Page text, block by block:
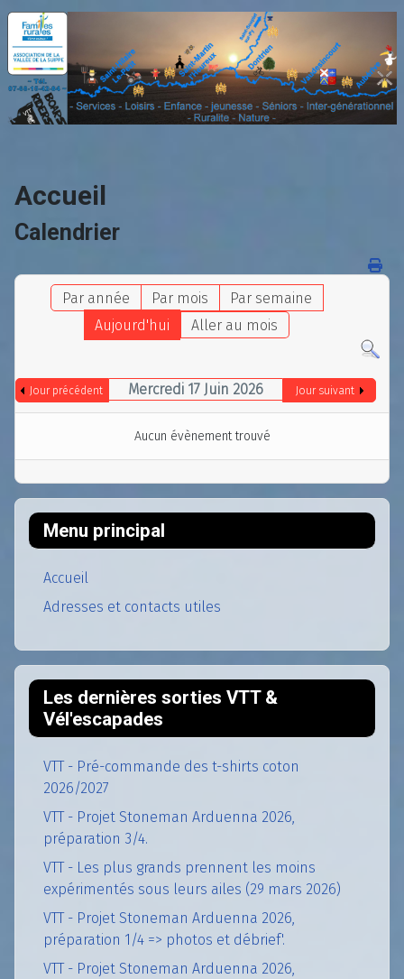
Accueil
Calendrier
Par année Par mois
Par semaine
Aujourd'hui
Aller au mois
Jour précédent Mercredi 17 Juin 2026 Jour suivant
Aucun évènement trouvé
Menu principal
Accueil
Adresses et contacts utiles
Les dernières sorties VTT &
Vél'escapades
VTT - Pré-commande des t-shirts coton
2026/2027
VTT - Projet Stoneman Arduenna 2026,
préparation 3/4.
VTT - Les plus grands prennent les moins
expérimentés sous leurs ailes (29 mars 2026)
VTT - Projet Stoneman Arduenna 2026,
préparation 1/4 => photos et débrief'.
VTT - Projet Stoneman Arduenna 2026,